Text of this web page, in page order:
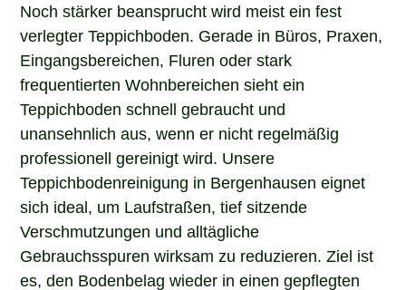
Noch stärker beansprucht wird meist ein fest
verlegter Teppichboden. Gerade in Büros, Praxen,
Eingangsbereichen, Fluren oder stark
frequentierten Wohnbereichen sieht ein
Teppichboden schnell gebraucht und
unansehnlich aus, wenn er nicht regelmäßig
professionell gereinigt wird. Unsere
Teppichbodenreinigung in Bergenhausen eignet
sich ideal, um Laufstraßen, tief sitzende
Verschmutzungen und alltägliche
Gebrauchsspuren wirksam zu reduzieren. Ziel ist
es, den Bodenbelag wieder in einen gepflegten